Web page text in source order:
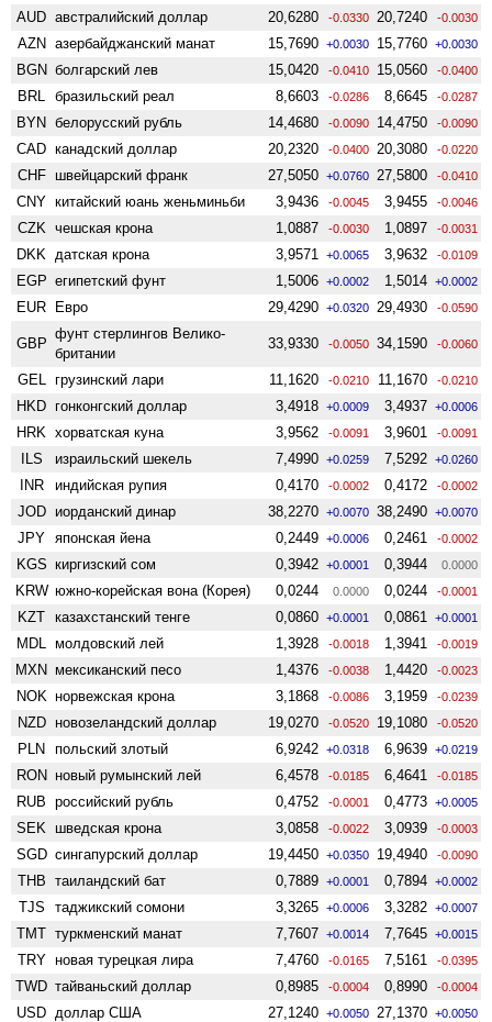
AUD австралийский доллар 20,6280 -0.0330 20,7240 -0.0030
AZN азербайджанский манат 15,7690 +0.0030 15,7760 +0.0030
BGN болгарский лев 15,0420 -0.0410 15,0560 -0.0400
BRL бразильский реал 8,6603 -0.0286 8,6645 -0.0287
BYN белорусский рубль 14,4680 -0.0090 14,4750 -0.0090
CAD канадский доллар 20,2320 -0.0400 20,3080 -0.0220
CHF швейцарский франк 27,5050 +0.0760 27,5800 -0.0410
CNY китайский юань женьминьби 3,9436 -0.0045 3,9455 -0.0046
CZK чешская крона 1,0887 -0.0030 1,0897 -0.0031
DKK датская крона 3,9571 +0.0065 3,9632 -0.0109
EGP египетский фунт 1,5006 +0.0002 1,5014 +0.0002
EUR Евро 29,4290 +0.0320 29,4930 -0.0590
GBP
фунт стерлингов Велико­
британии
33,9330 -0.0050 34,1590 -0.0060
GEL грузинский лари 11,1620 -0.0210 11,1670 -0.0210
HKD гонконгский доллар 3,4918 +0.0009 3,4937 +0.0006
HRK хорватская куна 3,9562 -0.0091 3,9601 -0.0091
ILS израильский шекель 7,4990 +0.0259 7,5292 +0.0260
INR индийская рупия 0,4170 -0.0002 0,4172 -0.0002
JOD иорданский динар 38,2270 +0.0070 38,2490 +0.0070
JPY японская йена 0,2449 +0.0006 0,2461 -0.0002
KGS киргизский сом 0,3942 +0.0001 0,3944 0.0000
KRW южно-корейская вона (Корея) 0,0244 0.0000 0,0244 -0.0001
KZT казахстанский тенге 0,0860 +0.0001 0,0861 +0.0001
MDL молдовский лей 1,3928 -0.0018 1,3941 -0.0019
MXN мексиканский песо 1,4376 -0.0038 1,4420 -0.0023
NOK норвежская крона 3,1868 -0.0086 3,1959 -0.0239
NZD ново­зеландский доллар 19,0270 -0.0520 19,1080 -0.0520
PLN польский злотый 6,9242 +0.0318 6,9639 +0.0219
RON новый румынский лей 6,4578 -0.0185 6,4641 -0.0185
RUB российский рубль 0,4752 -0.0001 0,4773 +0.0005
SEK шведская крона 3,0858 -0.0022 3,0939 -0.0003
SGD сингапурский доллар 19,4450 +0.0350 19,4940 -0.0090
THB таиландский бат 0,7889 +0.0001 0,7894 +0.0002
TJS таджикский сомони 3,3265 +0.0006 3,3282 +0.0007
TMT туркменский манат 7,7607 +0.0014 7,7645 +0.0015
TRY новая турецкая лира 7,4760 -0.0165 7,5161 -0.0395
TWD тайваньский доллар 0,8985 -0.0004 0,8990 -0.0004
USD доллар США 27,1240 +0.0050 27,1370 +0.0050